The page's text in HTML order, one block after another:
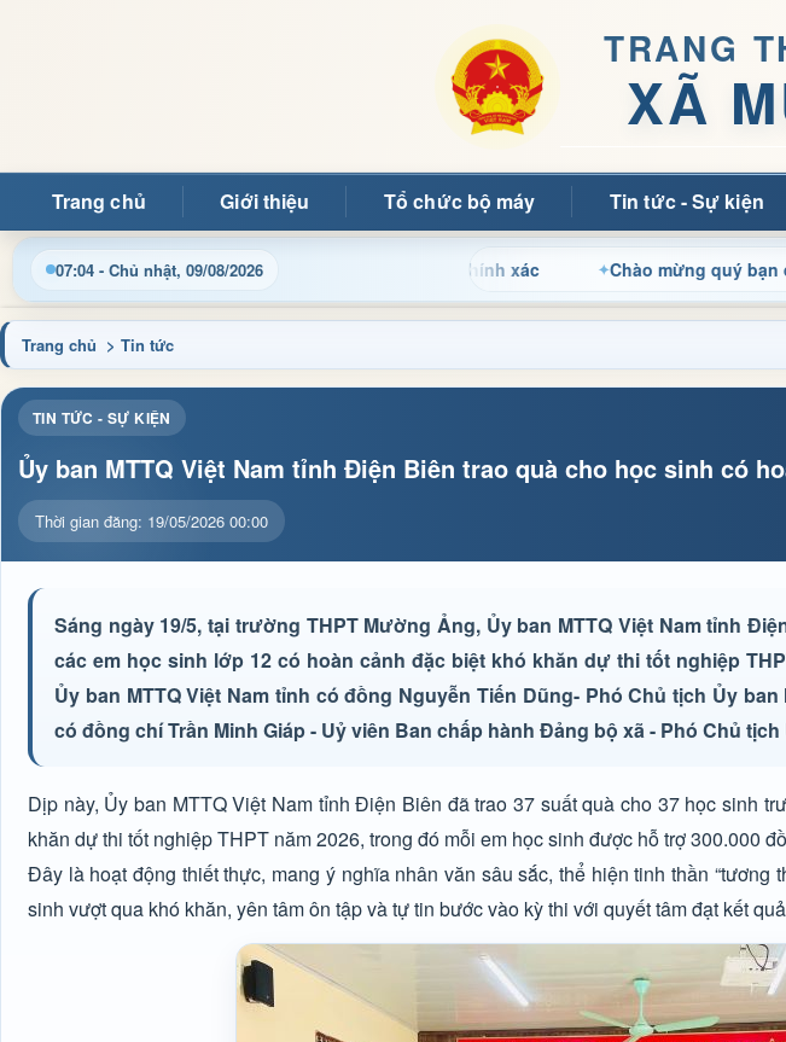
TRANG
XÃ
Trang chủ Giới thiệu Tổ chức bộ máy Tin tức - Sự kiện
07:04 - Chủ nhật, 09/08/2026
và tin tức địa phương nhanh chóng, chính xác Chào mừng quý bạn đọc đến
Trang chủ > Tin tức
TIN TỨC - SỰ KIỆN
Ủy ban MTTQ Việt Nam tỉnh Điện Biên trao quà cho học sinh có
Thời gian đăng: 19/05/2026 00:00
Sáng ngày 19/5, tại trường THPT Mường Ảng, Ủy ban MTTQ Việt Nam tỉnh
các em học sinh lớp 12 có hoàn cảnh đặc biệt khó khăn dự thi tốt nghiệp
Ủy ban MTTQ Việt Nam tỉnh có đồng Nguyễn Tiến Dũng- Phó Chủ tịch Ủy
có đồng chí Trần Minh Giáp - Uỷ viên Ban chấp hành Đảng bộ xã - Phó Chủ tịch
Dịp này, Ủy ban MTTQ Việt Nam tỉnh Điện Biên đã trao 37 suất quà cho 37 học sinh
khăn dự thi tốt nghiệp THPT năm 2026, trong đó mỗi em học sinh được hỗ trợ 300.000
Đây là hoạt động thiết thực, mang ý nghĩa nhân văn sâu sắc, thể hiện tinh thần “tương
sinh vượt qua khó khăn, yên tâm ôn tập và tự tin bước vào kỳ thi với quyết tâm đạt kết